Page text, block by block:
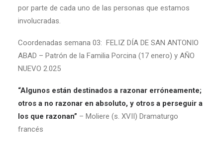
por parte de cada uno de las personas que estamos
involucradas.
Coordenadas semana 03: FELIZ DÍA DE SAN ANTONIO
ABAD – Patrón de la Familia Porcina (17 enero) y AÑO
NUEVO 2.025
“Algunos están destinados a razonar erróneamente;
otros a no razonar en absoluto, y otros a perseguir a
los que razonan” – Moliere (s. XVII) Dramaturgo
francés